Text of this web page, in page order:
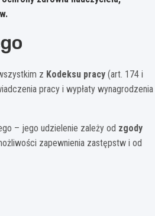
z Kodeksu pracy (art. 174 i
pracy i wypłaty wynagrodzenia
– jego udzielenie zależy od zgody
zapewnienia zastępstw i od